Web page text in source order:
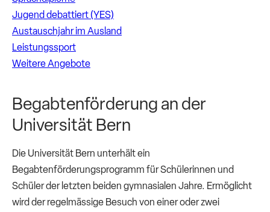
Jugend debattiert (YES)
Austauschjahr im Ausland
Leistungssport
Weitere Angebote
Begabtenförderung an der
Universität Bern
Die Universität Bern unterhält ein
Begabtenförderungsprogramm für Schülerinnen und
Schüler der letzten beiden gymnasialen Jahre. Ermöglicht
wird der regelmässige Besuch von einer oder zwei